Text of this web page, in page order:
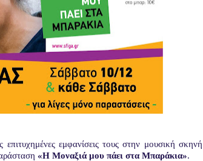
εμφανίσεις τους στην μουσική σκηνή
«Η Μοναξιά μου πάει στα Μπαράκια».